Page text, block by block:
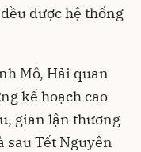
được hệ thống
Mô, Hải quan
kế hoạch cao
gian lận thương
sau Tết Nguyên